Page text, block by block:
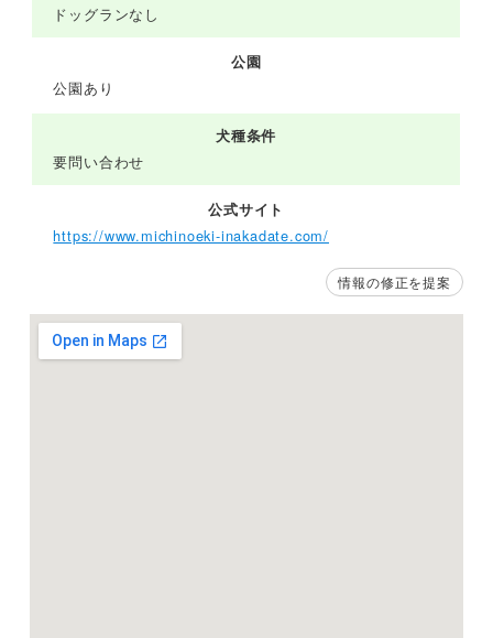
ドッグランなし
公園
公園あり
犬種条件
要問い合わせ
公式サイト
https://www.michinoeki-inakadate.com/
情報の修正を提案